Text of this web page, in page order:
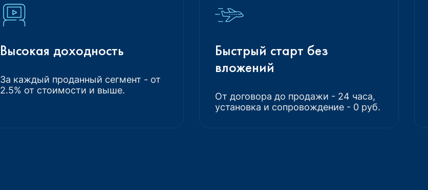
Высокая доходность
За каждый проданный сегмент - от
2.5% от стоимости и выше.
Быстрый старт без
вложений
От договора до продажи - 24 часа,
установка и сопровождение - 0 руб.